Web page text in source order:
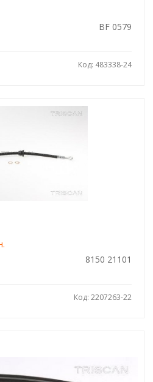
BF 0579
Код: 483338-24
8150 21101
Код: 2207263-22